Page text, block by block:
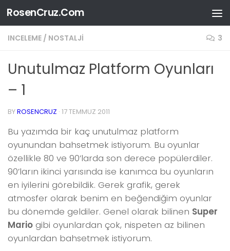
Skip to content
RosenCruz.Com
INCELEME / NOSTALJI 3
Unutulmaz Platform Oyunları
– 1
BYROSENCRUZ · 17 TEMMUZ 2011
Bu yazımda bir kaç unutulmaz platform
oyunundan bahsetmek istiyorum. Bu oyunlar
özellikle 80 ve 90’larda son derece popülerdiler.
90’ların ikinci yarısında ise kanımca bu oyunların
en iyilerini görebildik. Gerek grafik, gerek
atmosfer olarak benim en beğendiğim oyunlar
bu dönemde geldiler. Genel olarak bilinen Super
Mario gibi oyunlardan çok, nispeten az bilinen
oyunlardan bahsetmek istiyorum.